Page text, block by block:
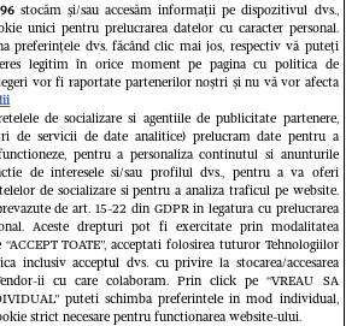
arată soția lui
VEDETE
Ioana
stocăm și/sau accesăm informații pe dispozitivul dvs.,
unici pentru prelucrarea datelor cu caracter personal.
preferințele dvs. făcând clic mai jos, respectiv vă puteți
legitim în orice moment pe pagina cu politica de
vor fi raportate partenerilor noștri și nu vă vor afecta
de socializare si agentiile de publicitate partenere,
de servicii de date analitice) prelucram date pentru a
pentru a personaliza continutul si anunturile
de interesele si/sau profilul dvs., pentru a va oferi
de socializare si pentru a analiza traficul pe website.
de art. 15-22 din GDPR in legatura cu prelucrarea
Aceste drepturi pot fi exercitate prin modalitatea
TOATE”, acceptati folosirea tuturor Tehnologiilor
inclusiv acceptul dvs. cu privire la stocarea/accesarea
ii cu care colaboram. Prin click pe “VREAU SA
puteti schimba preferintele in mod individual,
strict necesare pentru functionarea website-ului.